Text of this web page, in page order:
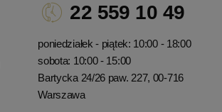
22 559 10 49
poniedziałek - piątek: 10:00 - 18:00
sobota: 10:00 - 15:00
Bartycka 24/26 paw. 227, 00-716
Warszawa